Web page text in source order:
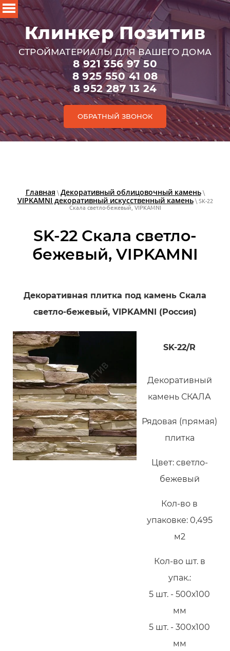
Клинкер Позитив
СТРОЙМАТЕРИАЛЫ ДЛЯ ВАШЕГО ДОМА
8 921 356 97 50
8 925 550 41 08
8 952 287 13 24
ОБРАТНЫЙ ЗВОНОК
Главная \ Декоративный облицовочный камень\
VIPKAMNI декоративный искусственный камень\ SK-22
Скала светло-бежевый, VIPKAMNI
SK-22 Скала светло-
бежевый, VIPKAMNI
Декоративная плитка под камень Скала
светло-бежевый, VIPKAMNI (Россия)
SK-22/R
Декоративный
камень СКАЛА
Рядовая (прямая)
плитка
Цвет: светло-
бежевый
Кол-во в
упаковке: 0,495
м2
Кол-во шт. в
упак.:
5 шт. - 500х100
мм
5 шт. - 300х100
мм